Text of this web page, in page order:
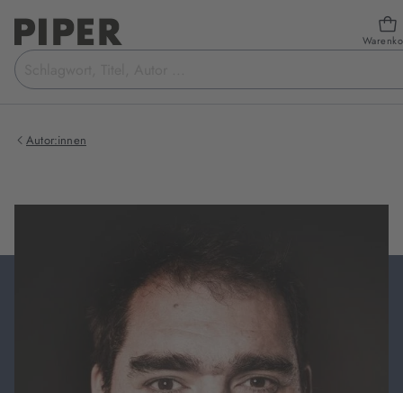
Suchbegriff
eingeben
Autor:innen